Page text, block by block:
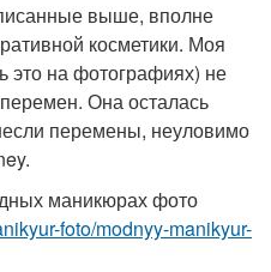
выше, вполне
косметики. Моя
это на фотографиях) не
Она осталась
перемены, неуловимо
маникюрах фото
foto/modnyy-manikyur-